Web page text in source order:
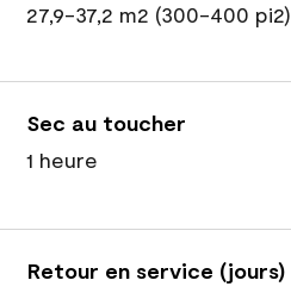
27,9-37,2 m2 (300-400 pi2)
Sec au toucher
1 heure
Retour en service (jours)